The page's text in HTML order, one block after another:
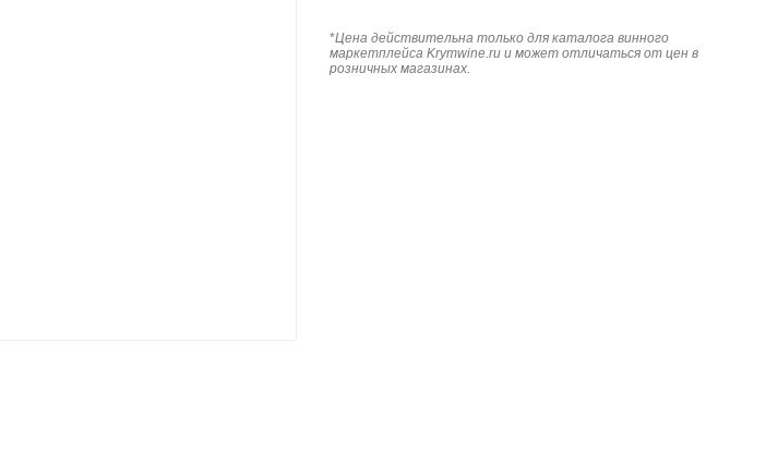
*Цена действительна только для каталога винного
маркетплейса Krymwine.ru и может отличаться от цен в
розничных магазинах.